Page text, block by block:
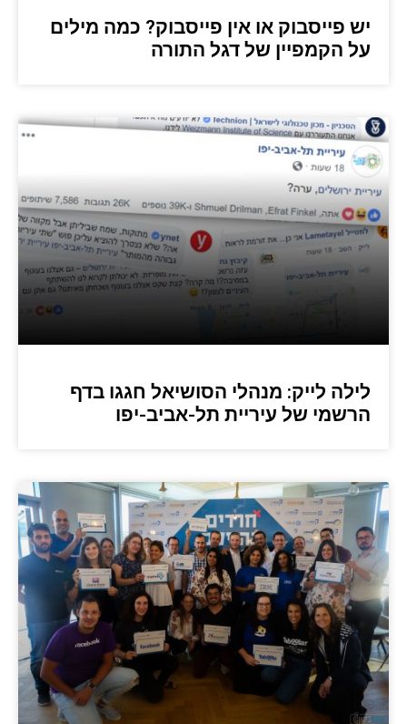
יש פייסבוק או אין פייסבוק? כמה מילים
על הקמפיין של דגל התורה
לילה לייק: מנהלי הסושיאל חגגו בדף
הרשמי של עיריית תל-אביב-יפו